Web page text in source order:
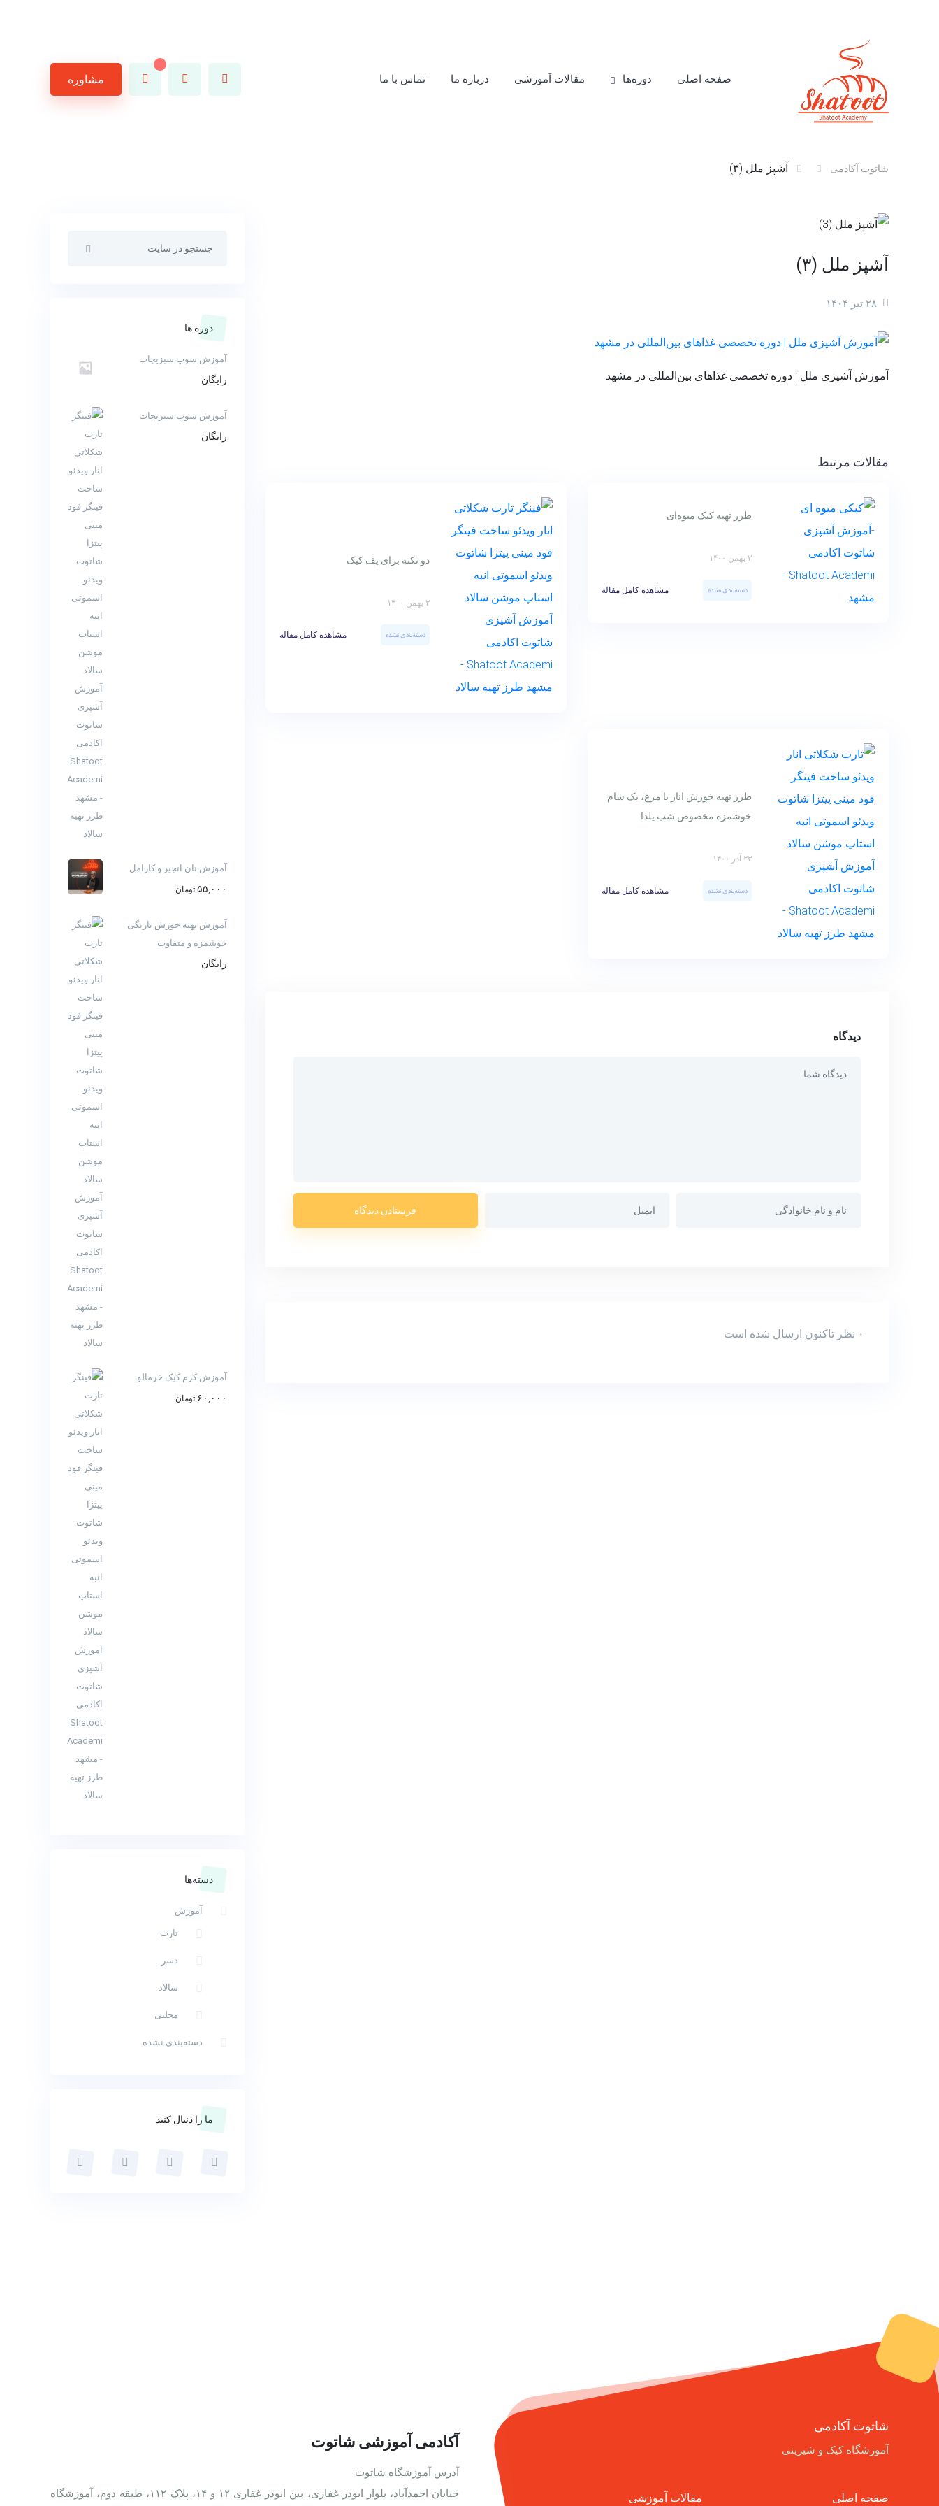
صفحه اصلی دوره‌ها مقالات آموزشی درباره ما تماس با ما مشاوره
شاتوت آکادمی آشپز ملل (۳)
دوره ها
آموزش سوپ سبزیجات
رایگان
آموزش سوپ سبزیجات
رایگان
آموزش نان انجیر و کارامل
۵۵,۰۰۰ تومان
آموزش تهیه خورش نارنگی
خوشمزه و متفاوت
رایگان
آموزش کرم کیک خرمالو
۶۰,۰۰۰ تومان
دسته‌ها
آموزش
تارت
دسر
سالاد
محلبی
دسته‌بندی نشده
ما را دنبال کنید
آشپز ملل (۳)
۲۸ تیر ۱۴۰۴
آموزش آشپزی ملل | دوره تخصصی غذاهای بین‌المللی در مشهد
مقالات مرتبط
طرز تهیه کیک میوه‌ای
۳ بهمن ۱۴۰۰
دسته‌بندی نشده مشاهده کامل مقاله
دو نکته برای پف کیک
۳ بهمن ۱۴۰۰
دسته‌بندی نشده مشاهده کامل مقاله
طرز تهیه خورش انار با مرغ، یک شام
خوشمزه مخصوص شب یلدا
۲۳ آذر ۱۴۰۰
دسته‌بندی نشده مشاهده کامل مقاله
دیدگاه
۰ نظر تاکنون ارسال شده است
شاتوت آکادمی
آموزشگاه کیک و شیرینی
صفحه اصلی مقالات آموزشی
آکادمی آموزشی شاتوت
آدرس آموزشگاه شاتوت:
خیابان احمدآباد، بلوار ابوذر غفاری، بین ابوذر غفاری ۱۲ و ۱۴، پلاک ۱۱۲، طبقه دوم، آموزشگاه